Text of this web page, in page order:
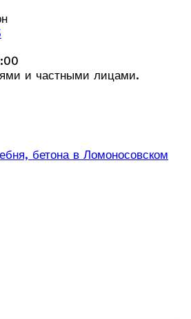
и частными лицами.